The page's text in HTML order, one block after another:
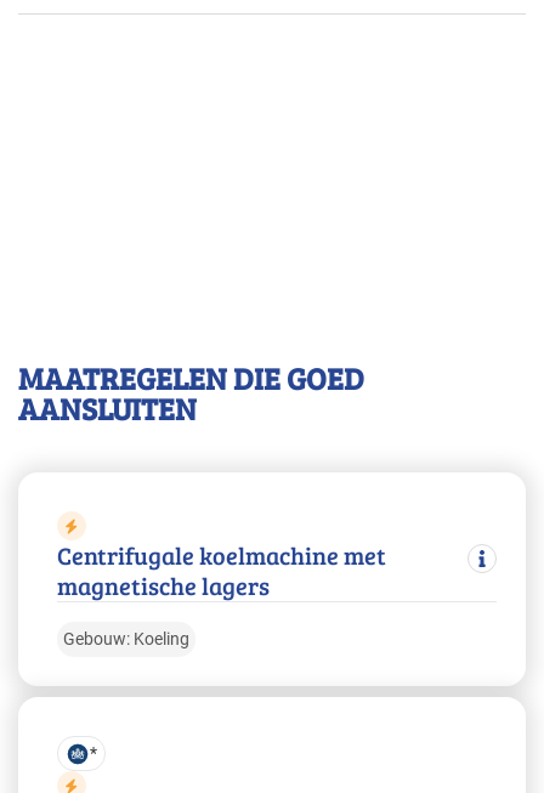
MAATREGELEN DIE GOED
AANSLUITEN
Centrifugale koelmachine met
magnetische lagers
Gebouw: Koeling
*